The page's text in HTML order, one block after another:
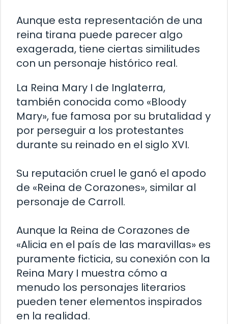
Aunque esta representación de una
reina tirana puede parecer algo
exagerada, tiene ciertas similitudes
con un personaje histórico real.
La Reina Mary I de Inglaterra,
también conocida como «Bloody
Mary», fue famosa por su brutalidad y
por perseguir a los protestantes
durante su reinado en el siglo XVI.
Su reputación cruel le ganó el apodo
de «Reina de Corazones», similar al
personaje de Carroll.
Aunque la Reina de Corazones de
«Alicia en el país de las maravillas» es
puramente ficticia, su conexión con la
Reina Mary I muestra cómo a
menudo los personajes literarios
pueden tener elementos inspirados
en la realidad.